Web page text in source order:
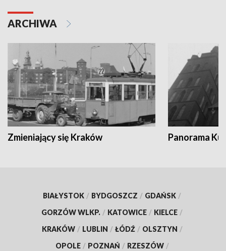
ARCHIWA
Zmieniający się Kraków Panorama
BIAŁYSTOK / BYDGOSZCZ / GDAŃSK /
GORZÓW WLKP. / KATOWICE / KIELCE /
KRAKÓW / LUBLIN / ŁÓDŹ / OLSZTYN /
OPOLE / POZNAŃ / RZESZÓW /